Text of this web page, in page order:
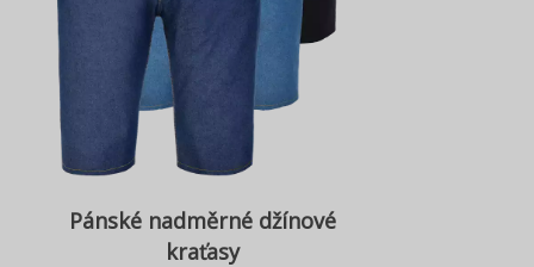
Pánské nadměrné džínové
kraťasy